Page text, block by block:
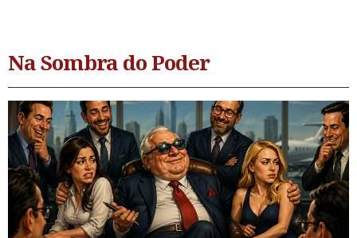
Na Sombra do Poder